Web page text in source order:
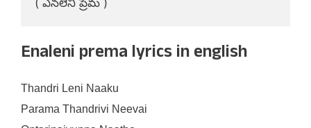
Enaleni prema lyrics in english
Thandri Leni Naaku
Parama Thandrivi Neevai